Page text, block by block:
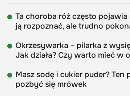
Ta choroba róż często
ją rozpoznać, ale trudno
Okrzesywarka – pilarka z
Jak działa? Czy warto mieć w
Masz sodę i cukier puder?
pozbyć się mrówek